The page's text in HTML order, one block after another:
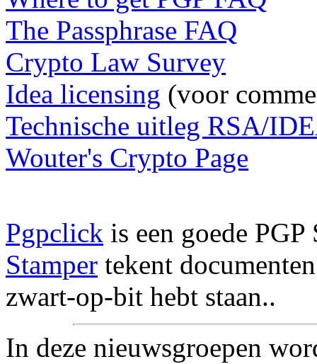
The Passphrase FAQ
Crypto Law Survey
Idea licensing (voor
Technische uitleg RSA/
Wouter's Crypto Page
Pgpclick is een goede
Stamper tekent
zwart-op-bit hebt staan..
In deze nieuwsgroepen